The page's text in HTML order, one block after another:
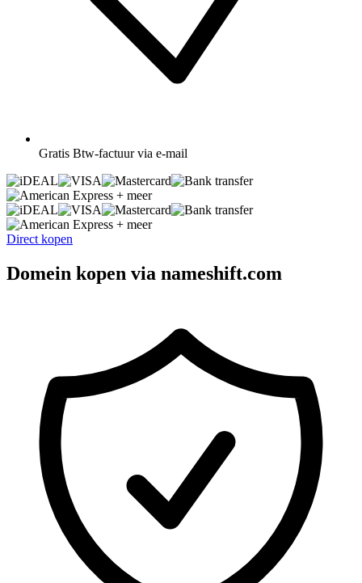
Gratis Btw-factuur via e-mail
+ meer
+ meer
Direct kopen
Domein kopen via nameshift.com